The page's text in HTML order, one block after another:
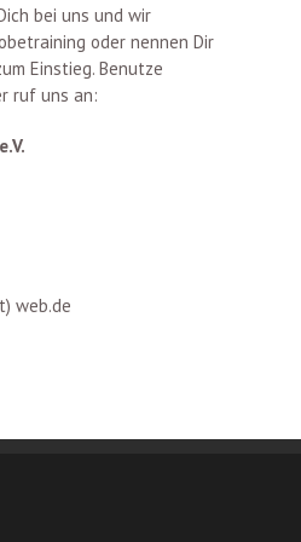
bei uns und wir
oder nennen Dir
Einstieg. Benutze
ruf uns an:
web.de